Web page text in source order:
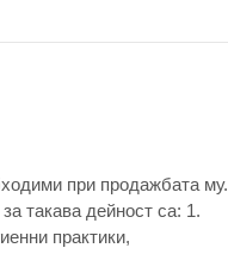
при продажбата му.
такава дейност са: 1.
практики,